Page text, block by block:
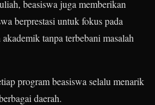
beasiswa juga memberikan
berprestasi untuk fokus pada
tanpa terbebani masalah
program beasiswa selalu menarik
daerah.